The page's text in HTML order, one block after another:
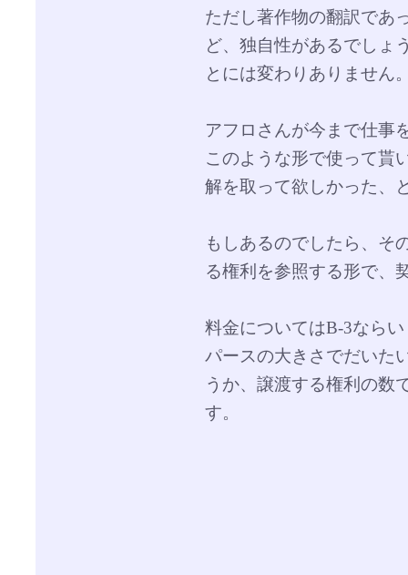
ただし著作物の翻訳であ
ど、独自性があるでしょ
とには変わりありません
アフロさんが今まで仕事
このような形で使って貰
解を取って欲しかった、
もしあるのでしたら、そ
る権利を参照する形で、
料金についてはB-3なら
パースの大きさでだいた
うか、譲渡する権利の数
す。